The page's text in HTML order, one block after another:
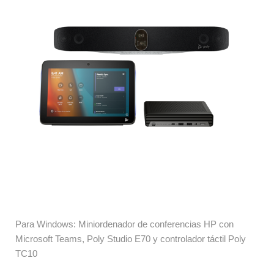
Para Windows: Miniordenador de conferencias HP con
Microsoft Teams, Poly Studio E70 y controlador táctil Poly
TC10